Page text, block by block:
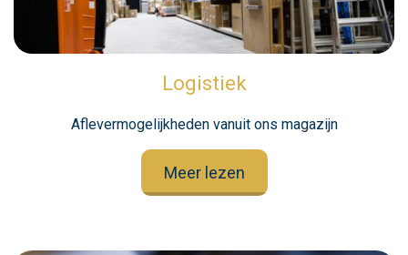
Logistiek
Aflevermogelijkheden vanuit ons magazijn
Meer lezen